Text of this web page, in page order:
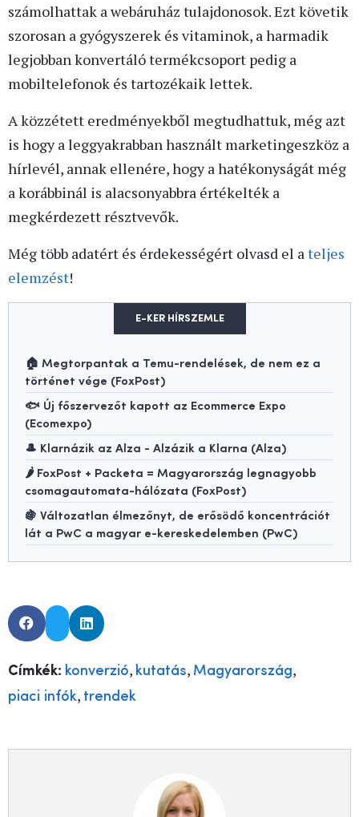
számolhattak a webáruház tulajdonosok. Ezt követik
szorosan a gyógyszerek és vitaminok, a harmadik
legjobban konvertáló termékcsoport pedig a
mobiltelefonok és tartozékaik lettek.
A közzétett eredményekből megtudhattuk, még azt
is hogy a leggyakrabban használt marketingeszköz a
hírlevél, annak ellenére, hogy a hatékonyságát még
a korábbinál is alacsonyabbra értékelték a
megkérdezett résztvevők.
Még több adatért és érdekességért olvasd el a teljes
elemzést!
E-KER HÍRSZEMLE
🏠 Megtorpantak a Temu-rendelések, de nem ez a
történet vége (FoxPost)
🐟 Új főszervezőt kapott az Ecommerce Expo
(Ecomexpo)
🎩 Klarnázik az Alza - Alzázik a Klarna (Alza)
🌶️ FoxPost + Packeta = Magyarország legnagyobb
csomagautomata-hálózata (FoxPost)
🍇 Változatlan élmezőnyt, de erősödő koncentrációt
lát a PwC a magyar e-kereskedelemben (PwC)
Címkék: konverzió, kutatás, Magyarország,
piaci infók, trendek